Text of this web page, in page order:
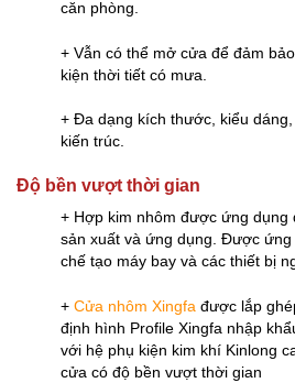
căn phòng.
+ Vẫn có thể mở cửa để đảm
kiện thời tiết có mưa.
+ Đa dạng kích thước, kiểu
kiến trúc.
Độ bền vượt thời gian
+ Hợp kim nhôm được ứng
sản xuất và ứng dụng. Được
chế tạo máy bay và các thiết bị
+ Cửa nhôm Xingfa được lắp
định hình Profile Xingfa nhập
với hệ phụ kiện kim khí Kinlong
cửa có độ bền vượt thời gian